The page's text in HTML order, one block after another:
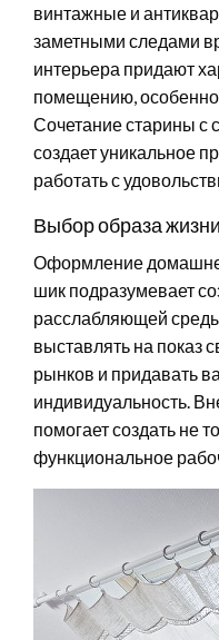
винтажные и
заметными следами
интерьера придают
помещению,
Сочетание старины с
создает уникальное
работать с
Выбор образа жизни
Оформление
шик подразумевает
расслабляющей
выставлять на показ
рынков и придавать
индивидуальность.
помогает создать не
функциональное